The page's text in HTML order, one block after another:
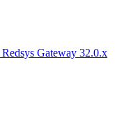
Gateway 32.0.x